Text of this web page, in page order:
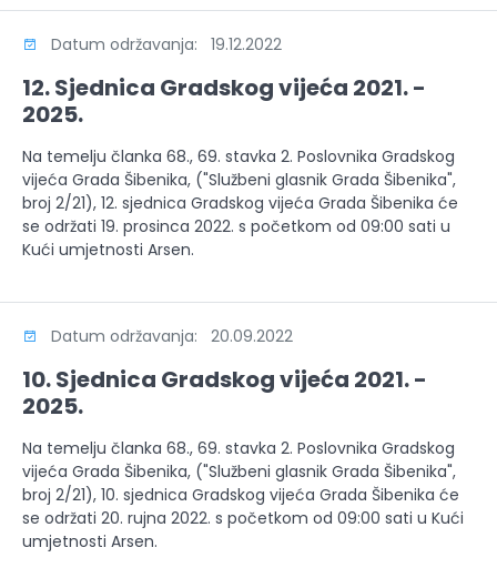
Datum održavanja: 19.12.2022
12. Sjednica Gradskog vijeća 2021. -
2025.
Na temelju članka 68., 69. stavka 2. Poslovnika Gradskog
vijeća Grada Šibenika, ("Službeni glasnik Grada Šibenika",
broj 2/21), 12. sjednica Gradskog vijeća Grada Šibenika će
se održati 19. prosinca 2022. s početkom od 09:00 sati u
Kući umjetnosti Arsen.
Datum održavanja: 20.09.2022
10. Sjednica Gradskog vijeća 2021. -
2025.
Na temelju članka 68., 69. stavka 2. Poslovnika Gradskog
vijeća Grada Šibenika, ("Službeni glasnik Grada Šibenika",
broj 2/21), 10. sjednica Gradskog vijeća Grada Šibenika će
se održati 20. rujna 2022. s početkom od 09:00 sati u Kući
umjetnosti Arsen.